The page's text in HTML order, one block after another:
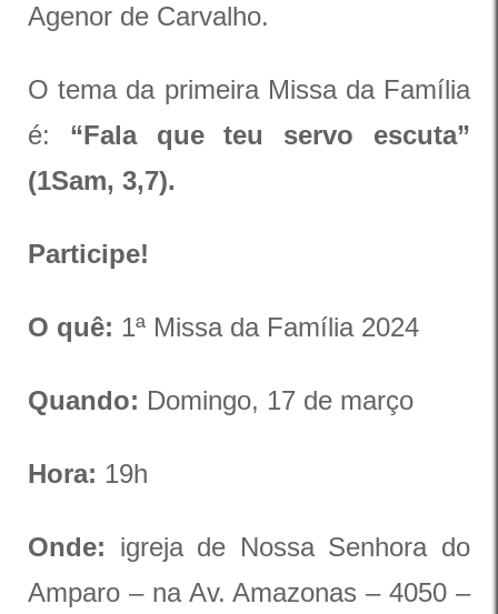
Agenor de Carvalho.
O tema da primeira Missa da Família
é: “Fala que teu servo escuta”
(1Sam, 3,7).
Participe!
O quê: 1ª Missa da Família 2024
Quando: Domingo, 17 de março
Hora: 19h
Onde: igreja de Nossa Senhora do
Amparo – na Av. Amazonas – 4050 –